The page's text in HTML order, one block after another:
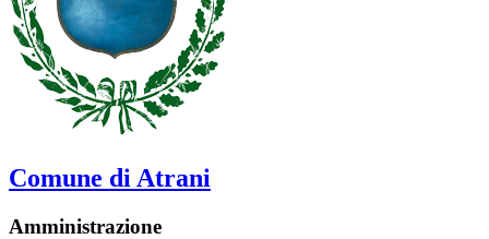
Comune di Atrani
Amministrazione